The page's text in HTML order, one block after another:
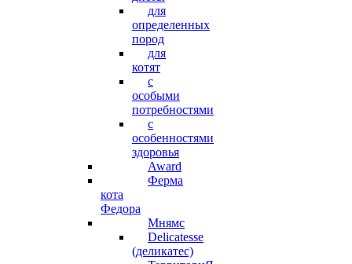
для
определенных
пород
для
котят
с
особыми
потребностями
с
особенностями
здоровья
Award
Ферма
кота
Федора
Мнямс
Delicatesse
(деликатес)